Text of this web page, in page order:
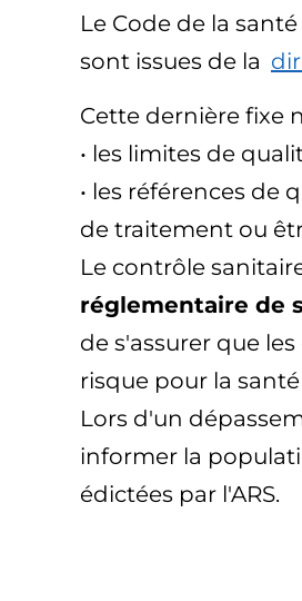
Le Code de la
sont issues de la
Cette dernière fixe
• les limites de
• les références
de traitement ou
Le contrôle
réglementaire de
de s'assurer que
risque pour la
Lors d'un
informer la
édictées par l'ARS.